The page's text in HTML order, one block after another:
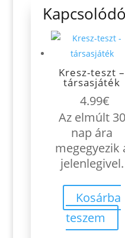
Kresz-teszt –
társasjáték
4.99€
Az elmúlt 30
nap ára
megegyezik
jelenlegivel.
Kosárba
teszem